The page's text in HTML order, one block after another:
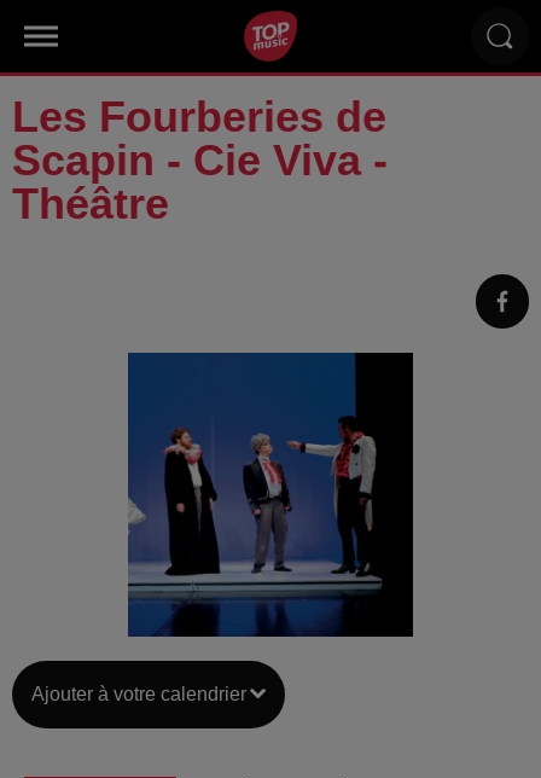
Les Fourberies de
Scapin - Cie Viva -
Théâtre
Ajouter à votre calendrier